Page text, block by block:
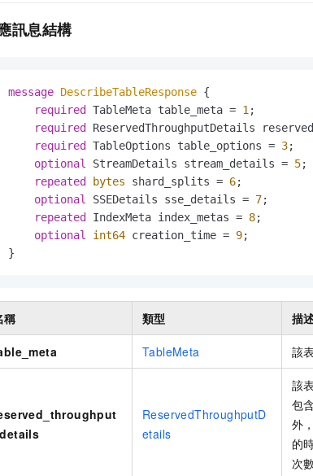
訊息結構
message DescribeTableResponse {
required
TableMeta table_meta = 1;
required
ReservedThroughputDetails
required
TableOptions table_options = 3;
optional StreamDetails stream_details = 5;
repeated
bytes shard_splits = 6;
optional SSEDetails sse_details = 7;
repeated
IndexMeta index_metas = 8;
optional
int64 creation_time = 9;
}
稱 類型 描
TableMeta 該
_details
ReservedThroughputD
etails
該
包
外
的
次